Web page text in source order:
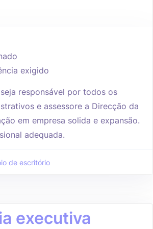
exigido
responsável por todos os
e assessore a Direcção da
em empresa solida e expansão.
adequada.
de escritório
executiva